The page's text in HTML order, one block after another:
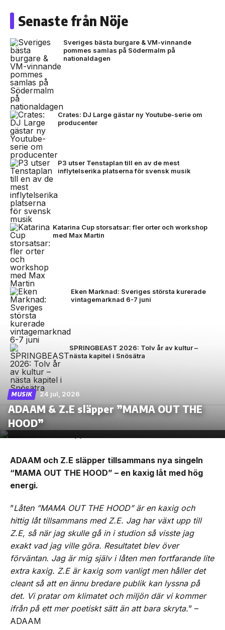
Senaste från Nöje
Sveriges bästa burgare & VM-vinnande
pommes samlas på Södermalm på
nationaldagen
Crates: DJ Large gästar ny Youtube-serie om
producenter
P3 utser Tenstaplan till en av de mest
inflytelserika platserna för svensk musik
Katarina Cup storsatsar: fler orter och workshop
med Max Martin
Eken Marknad: Sveriges största kurerade
vintagemarknad 6-7 juni
SPRINGBEAST 2026: Tolv år av kultur –
nästa kapitel i Snösätra
MUSIK 24 jul, 2026
ADAAM & Z.E släpper ”MAMA OUT THE
HOOD”
ADAAM och Z.E släpper tillsammans nya singeln
“MAMA OUT THE HOOD” – en kaxig låt med hög
energi.
”Låten ”MAMA OUT THE HOOD” är en kaxig och
hittig låt tillsammans med Z.E. Jag har växt upp till
Z.E, så när jag skulle gå in i studion så visste jag
exakt vad jag ville göra. Resultatet blev över
förväntan. Jag är mig själv i låten men fortfarande lite
extra kaxig. Z.E är kaxig som vanligt men håller det
cleant så att en ännu bredare publik kan lyssna på
det. Vi pratar om klimatet och miljön där vi kommer
ifrån på ett mer poetiskt sätt än att bara skryta.” –
ADAAM